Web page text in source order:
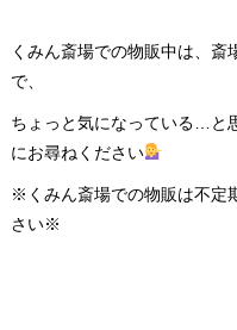
くみん斎場での物販中は、
で、
ちょっと気になっている…と
にお尋ねください
※くみん斎場での物販は不定
さい※